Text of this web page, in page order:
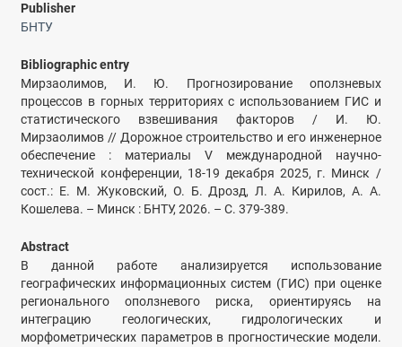
Publisher
БНТУ
Bibliographic entry
Мирзаолимов, И. Ю. Прогнозирование оползневых
процессов в горных территориях с использованием ГИС и
статистического взвешивания факторов / И. Ю.
Мирзаолимов // Дорожное строительство и его инженерное
обеспечение : материалы V международной научно-
технической конференции, 18-19 декабря 2025, г. Минск /
сост.: Е. М. Жуковский, О. Б. Дрозд, Л. А. Кирилов, А. А.
Кошелева. – Минск : БНТУ, 2026. – С. 379-389.
Abstract
В данной работе анализируется использование
географических информационных систем (ГИС) при оценке
регионального оползневого риска, ориентируясь на
интеграцию геологических, гидрологических и
морфометрических параметров в прогностические модели.